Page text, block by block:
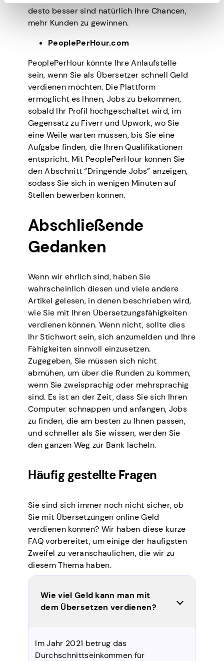
desto besser sind natürlich Ihre Chancen,
mehr Kunden zu gewinnen.
PeoplePerHour.com
PeoplePerHour könnte Ihre Anlaufstelle
sein, wenn Sie als Übersetzer schnell Geld
verdienen möchten. Die Plattform
ermöglicht es Ihnen, Jobs zu bekommen,
sobald Ihr Profil hochgeschaltet wird, im
Gegensatz zu Fiverr und Upwork, wo Sie
eine Weile warten müssen, bis Sie eine
Aufgabe finden, die Ihren Qualifikationen
entspricht. Mit PeoplePerHour können Sie
den Abschnitt “Dringende Jobs” anzeigen,
sodass Sie sich in wenigen Minuten auf
Stellen bewerben können.
Abschließende
Gedanken
Wenn wir ehrlich sind, haben Sie
wahrscheinlich diesen und viele andere
Artikel gelesen, in denen beschrieben wird,
wie Sie mit Ihren Übersetzungsfähigkeiten
verdienen können. Wenn nicht, sollte dies
Ihr Stichwort sein, sich anzumelden und Ihre
Fähigkeiten sinnvoll einzusetzen.
Zugegeben, Sie müssen sich nicht
abmühen, um über die Runden zu kommen,
wenn Sie zweisprachig oder mehrsprachig
sind. Es ist an der Zeit, dass Sie sich Ihren
Computer schnappen und anfangen, Jobs
zu finden, die am besten zu Ihnen passen,
und schneller als Sie wissen, werden Sie
den ganzen Weg zur Bank lächeln.
Häufig gestellte Fragen
Sie sind sich immer noch nicht sicher, ob
Sie mit Übersetzungen online Geld
verdienen können? Wir haben diese kurze
FAQ vorbereitet, um einige der häufigsten
Zweifel zu veranschaulichen, die wir zu
diesem Thema haben.
Wie viel Geld kann man mit
dem Übersetzen verdienen?
Im Jahr 2021 betrug das
Durchschnittseinkommen für